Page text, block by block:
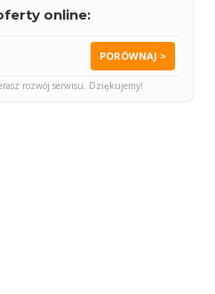
online:
PORÓWNAJ >
rozwój serwisu. Dziękujemy!